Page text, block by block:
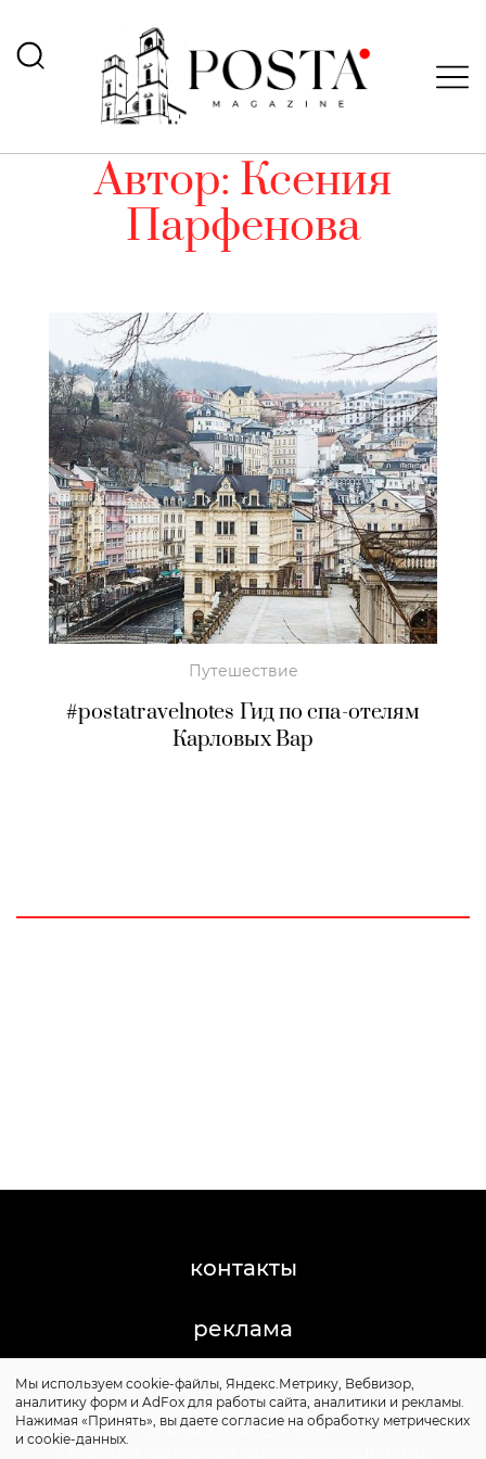
Автор: Ксения
Парфенова
Путешествие
#postatravelnotes Гид по спа-отелям
Карловых Вар
контакты
реклама
©2011-2026 Posta-Magazine
Сайт может содержать контент, не предназначенный
для лиц младше 16 лет.
Политика обработки персональных данных
Мы используем cookie-файлы, Яндекс.Метрику, Вебвизор,
аналитику форм и AdFox для работы сайта, аналитики и рекламы.
Нажимая «Принять», вы даете согласие на обработку метрических
и cookie-данных.